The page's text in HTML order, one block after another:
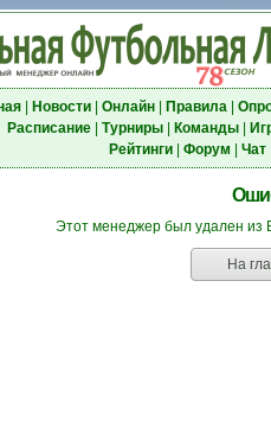
| Новости| Онлайн| Правила|
Расписание| Турниры| Команды|
Рейтинги| Форум Чат|
Этот менеджер был удален из
На